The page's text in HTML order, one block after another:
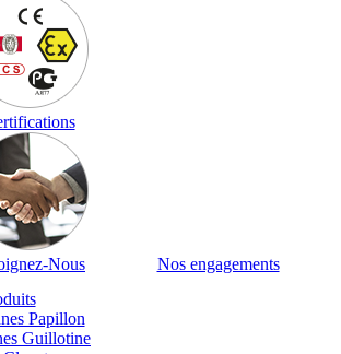
Nous
Nos engagements
Papillon
Guillotine